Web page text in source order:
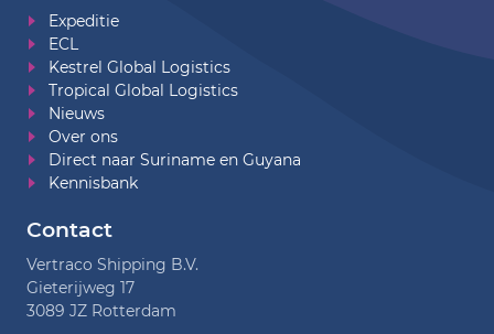
Expeditie
ECL
Kestrel Global Logistics
Tropical Global Logistics
Nieuws
Over ons
Direct naar Suriname en Guyana
Kennisbank
Contact
Vertraco Shipping B.V.
Gieterijweg 17
3089 JZ Rotterdam